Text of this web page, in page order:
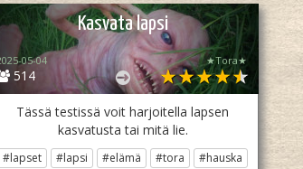
Kasvata lapsi
514
05-04 ★Tora★
Tässä testissä voit harjoitella lapsen
kasvatusta tai mitä lie.
#lapset #lapsi #elämä #tora
#hauska